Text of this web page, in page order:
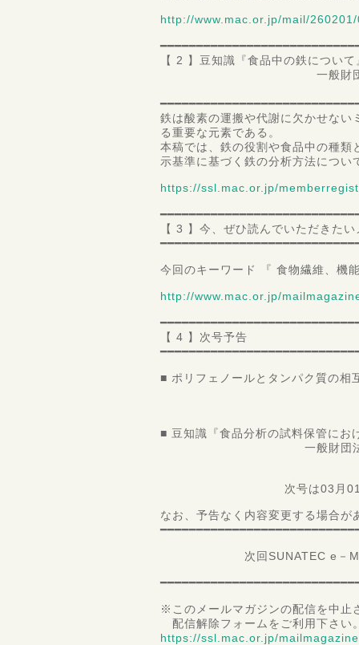
http://www.mac.or.jp/mail/
【 2 】豆知識『食品中の鉄について
一般財団法人 食品分
鉄は酸素の運搬や代謝に欠かせな
る重要な元素である。
本稿では、鉄の役割や食品中の種
示基準に基づく鉄の分析方法につい
https://ssl.mac.or.jp/
【 3 】今、ぜひ読んでいただきた
今回のキーワード 『 食物繊維、機
http://www.mac.or.jp/
【 4 】次号予告
■ ポリフェノールとタンパク質の相
■ 豆知識『食品分析の試料保管にお
一般財団法人 食品分
次号は03月01日配
なお、予告なく内容変更する場合
次回SUNATEC e－
※このメールマガジンの配信を中止
配信解除フォームをご利用下さい
https://ssl.mac.or.jp/